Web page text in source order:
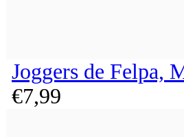
Joggers de Felpa,
€7,99